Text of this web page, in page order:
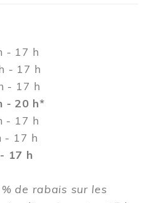
h
17 h
17 h
- 20 h*
17 h
17 h
17 h
de rabais sur les